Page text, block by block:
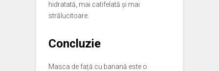
hidratată, mai catifelată și mai
strălucitoare.
Concluzie
Masca de față cu banană este o